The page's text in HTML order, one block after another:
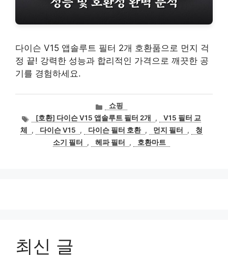
다이슨 V15 앱솔루트 필터 2개 호환품으로 먼지 걱
정 끝! 강력한 성능과 합리적인 가격으로 깨끗한 공
기를 경험하세요.
카
테
고
리
쇼핑
태[호환] 다이슨 V15 앱솔루트 필터 2개 ,
V15 필터 교
체
, 다이슨 V15 , 다이슨 필터 호환 , 먼지 필터 ,
청
소기 필터
, 헤파 필터 , 호환마트
최신 글